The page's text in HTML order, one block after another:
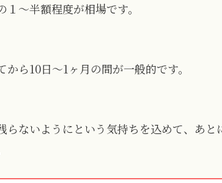
～半額程度が相場です。
ら10日～1ヶ月の間が一般的です。
らないようにという気持ちを込めて、あと